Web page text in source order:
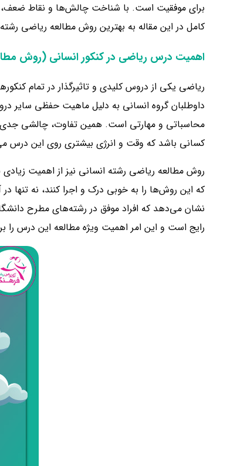
برای موفقیت است. با شناخت چالش‌ها و نقاط ضعف،
کامل در این مقاله به بهترین روش مطالعه ریاضی
اهمیت درس ریاضی در کنکور انسانی (روش
ریاضی یکی از دروس کلیدی و تاثیرگذار در تمام
داوطلبان گروه انسانی به دلیل ماهیت حفظی سایر
محاسباتی و مهارتی است. همین تفاوت، چالشی جدی
کسانی باشد که وقت و انرژی بیشتری روی این درس
روش مطالعه ریاضی رشته انسانی نیز از اهمیت
که این روش‌ها را به خوبی درک و اجرا کنند، نه تنها
رایج است و این امر اهمیت ویژه مطالعه این درس را